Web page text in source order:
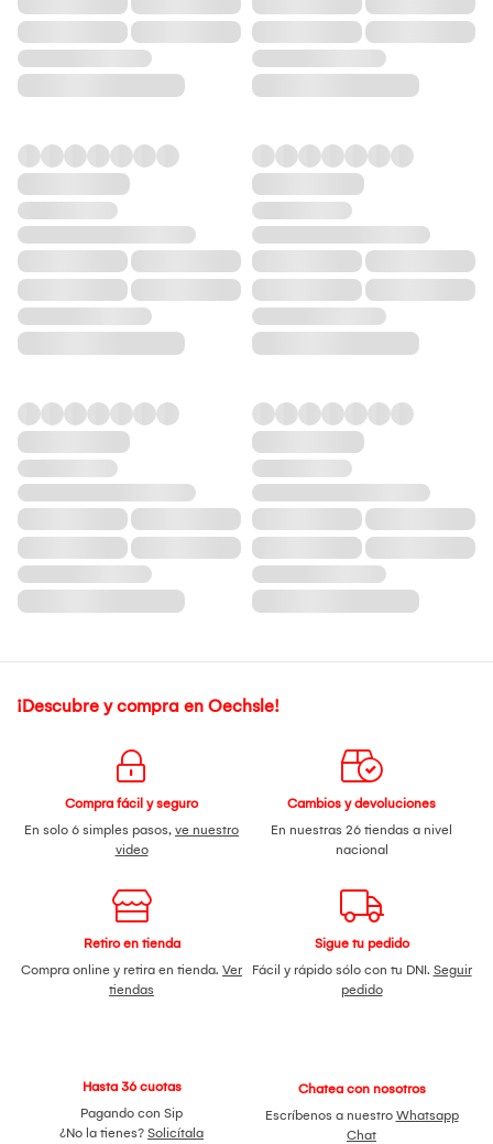
¡Descubre y compra en Oechsle!
Compra fácil y seguro
En solo 6 simples pasos, ve nuestro
video
Cambios y devoluciones
En nuestras 26 tiendas a nivel
nacional
Retiro en tienda
Compra online y retira en tienda. Ver
tiendas
Sigue tu pedido
Fácil y rápido sólo con tu DNI. Seguir
pedido
Hasta 36 cuotas
Pagando con Sip
¿No la tienes? Solicítala
Chatea con nosotros
Escríbenos a nuestro Whatsapp
Chat